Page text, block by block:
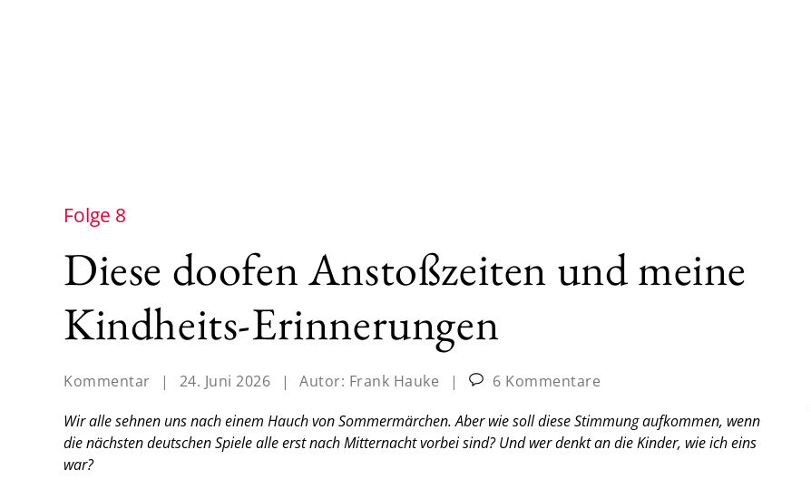
Folge 8
Diese doofen Anstoßzeiten und meine
Kindheits-Erinnerungen
Kommentar | 24. Juni 2026 | Autor: Frank Hauke |
6 Kommentare
Wir alle sehnen uns nach einem Hauch von Sommermärchen. Aber wie soll diese Stimmung aufkommen, wenn
die nächsten deutschen Spiele alle erst nach Mitternacht vorbei sind? Und wer denkt an die Kinder, wie ich eins
war?